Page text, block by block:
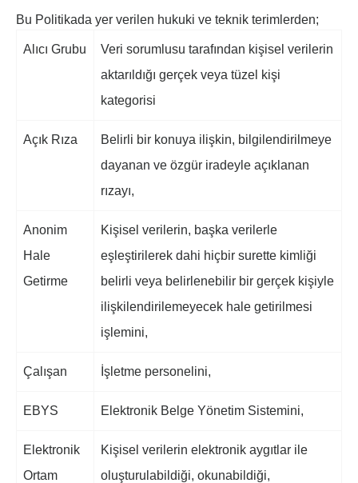
Bu Politikada yer verilen hukuki ve teknik terimlerden;
Alıcı Grubu
Veri sorumlusu tarafından kişisel verilerin
aktarıldığı gerçek veya tüzel kişi
kategorisi
Açık Rıza
Belirli bir konuya ilişkin, bilgilendirilmeye
dayanan ve özgür iradeyle açıklanan
rızayı,
Anonim
Hale
Getirme
Kişisel verilerin, başka verilerle
eşleştirilerek dahi hiçbir surette kimliği
belirli veya belirlenebilir bir gerçek kişiyle
ilişkilendirilemeyecek hale getirilmesi
işlemini,
Çalışan İşletme personelini,
EBYS Elektronik Belge Yönetim Sistemini,
Elektronik
Ortam
Kişisel verilerin elektronik aygıtlar ile
oluşturulabildiği, okunabildiği,